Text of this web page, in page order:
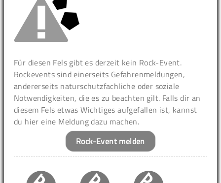
Für diesen Fels gibt es derzeit kein Rock-Event.
Rockevents sind einerseits Gefahrenmeldungen,
andererseits naturschutzfachliche oder soziale
Notwendigkeiten, die es zu beachten gilt. Falls dir an
diesem Fels etwas Wichtiges aufgefallen ist, kannst
du hier eine Meldung dazu machen.
Rock-Event melden